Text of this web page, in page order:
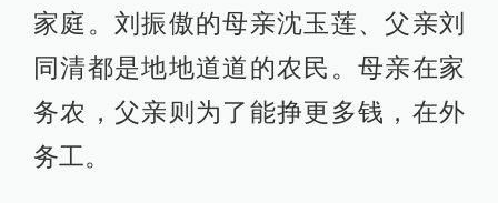
家庭。刘振傲的母亲沈玉莲、父亲刘
同清都是地地道道的农民。母亲在家
务农，父亲则为了能挣更多钱，在外
务工。